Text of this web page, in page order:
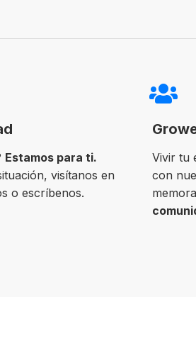
Estamos para ti.
visítanos en
o escríbenos.
Vivir tu
con